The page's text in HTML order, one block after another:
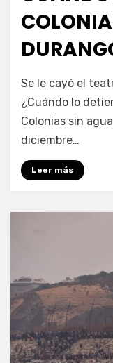
por Fernando
Se le cayó el
¿Cuándo lo
Colonias sin
diciembre…
Leer más